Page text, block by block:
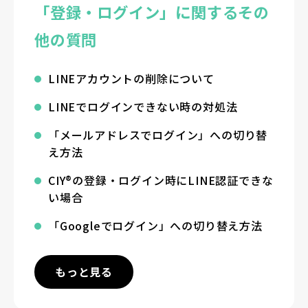
「登録・ログイン」に関するその
他の質問
LINEアカウントの削除について
LINEでログインできない時の対処法
「メールアドレスでログイン」への切り替
え方法
CIY®の登録・ログイン時にLINE認証できな
い場合
「Googleでログイン」への切り替え方法
もっと見る